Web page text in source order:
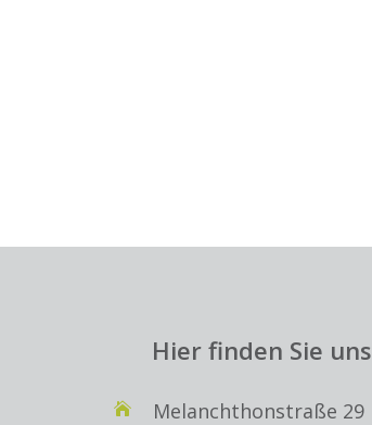
Hier finden Sie uns
Melanchthonstraße 29